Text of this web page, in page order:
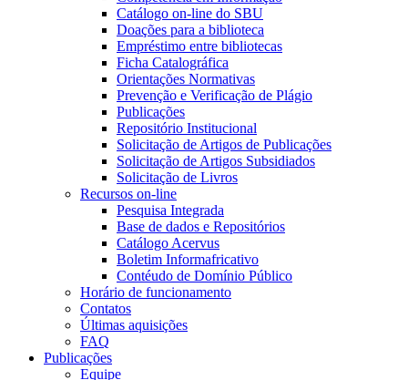
Catálogo on-line do SBU
Doações para a biblioteca
Empréstimo entre bibliotecas
Ficha Catalográfica
Orientações Normativas
Prevenção e Verificação de Plágio
Publicações
Repositório Institucional
Solicitação de Artigos de Publicações
Solicitação de Artigos Subsidiados
Solicitação de Livros
Recursos on-line
Pesquisa Integrada
Base de dados e Repositórios
Catálogo Acervus
Boletim Informafricativo
Contéudo de Domínio Público
Horário de funcionamento
Contatos
Últimas aquisições
FAQ
Publicações
Equipe